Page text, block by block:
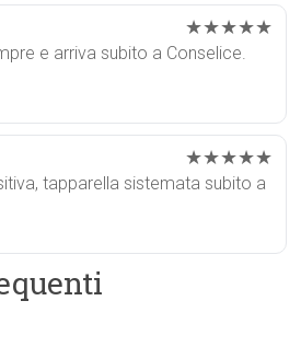
★★★★★
e arriva subito a Conselice.
★★★★★
tapparella sistemata subito a